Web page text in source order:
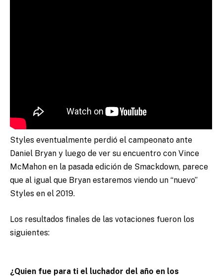
Styles eventualmente perdió el campeonato ante
Daniel Bryan y luego de ver su encuentro con Vince
McMahon en la pasada edición de Smackdown, parece
que al igual que Bryan estaremos viendo un “nuevo”
Styles en el 2019.
Los resultados finales de las votaciones fueron los
siguientes:
¿Quien fue para ti el luchador del año en los